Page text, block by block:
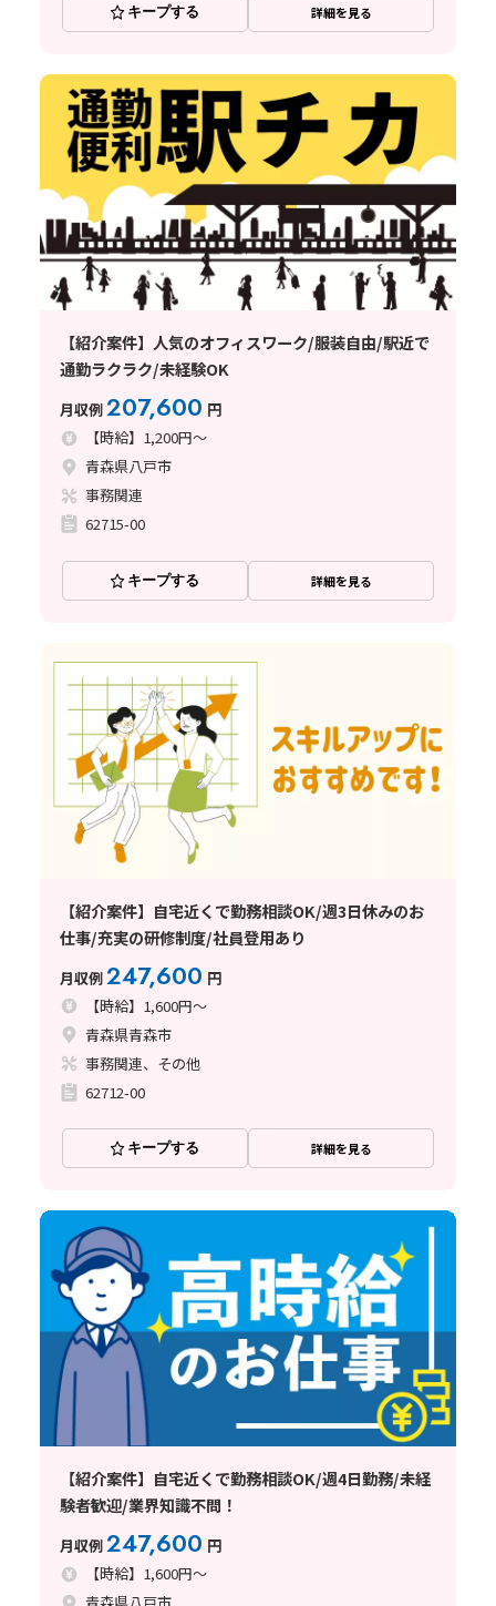
キープする 詳細を見る
【紹介案件】人気のオフィスワーク/服装自由/駅近で
通勤ラクラク/未経験OK
月収例207,600 円
【時給】1,200円～
青森県八戸市
事務関連
62715-00
キープする 詳細を見る
【紹介案件】自宅近くで勤務相談OK/週3日休みのお
仕事/充実の研修制度/社員登用あり
月収例247,600 円
【時給】1,600円～
青森県青森市
事務関連、その他
62712-00
キープする 詳細を見る
【紹介案件】自宅近くで勤務相談OK/週4日勤務/未経
験者歓迎/業界知識不問！
月収例247,600 円
【時給】1,600円～